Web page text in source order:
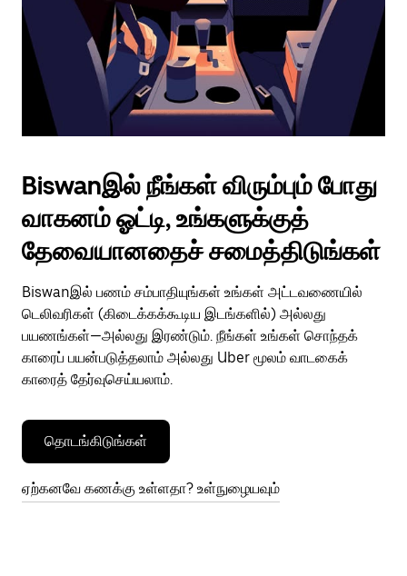
Biswanஇல் நீங்கள் விரும்பும் போது
வாகனம் ஓட்டி, உங்களுக்குத்
தேவையானதைச் சமைத்திடுங்கள்
Biswanஇல் பணம் சம்பாதியுங்கள் உங்கள் அட்டவணையில்
டெலிவரிகள் (கிடைக்கக்கூடிய இடங்களில்) அல்லது
பயணங்கள்—அல்லது இரண்டும். நீங்கள் உங்கள் சொந்தக்
காரைப் பயன்படுத்தலாம் அல்லது Uber மூலம் வாடகைக்
காரைத் தேர்வுசெய்யலாம்.
தொடங்கிடுங்கள்
ஏற்கனவே கணக்கு உள்ளதா? உள்நுழையவும்